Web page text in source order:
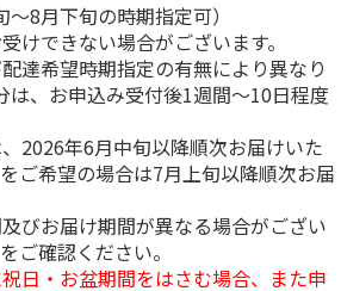
＜銀座千
ゼリー９
)
バンホーテン「チョ
コレートシロップポ
ーション」
4,980円
(送料・税込)
＜沼津深海プ
房＞プレーン
プリンセット
3,900円
8月下旬の時期指定可）
できない場合がございます。
達希望時期指定の有無により異なり
は、お申込み受付後1週間～10日程度
2026年6月中旬以降順次お届けいた
ご希望の場合は7月上旬以降順次お届
びお届け期間が異なる場合がござい
ご確認ください。
日・お盆期間をはさむ場合、また申